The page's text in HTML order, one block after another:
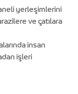
yerleşimlerini
ve çatılara
insan
işleri